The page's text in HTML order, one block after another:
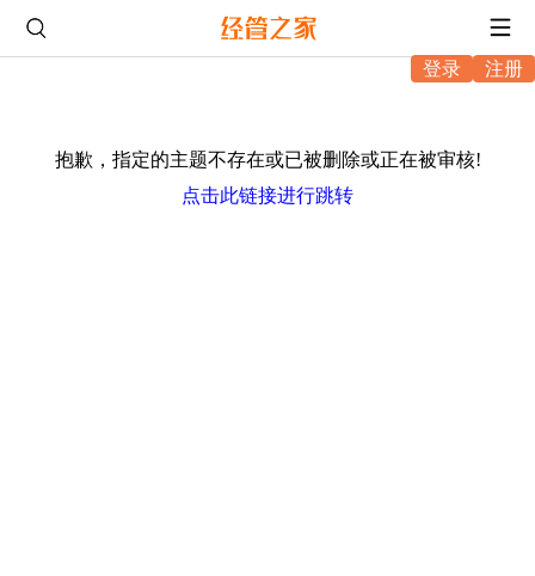
登录 注册
抱歉，指定的主题不存在或已被删除或正在被审核!
点击此链接进行跳转